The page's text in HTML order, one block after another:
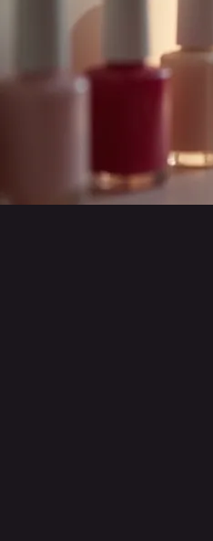
art de